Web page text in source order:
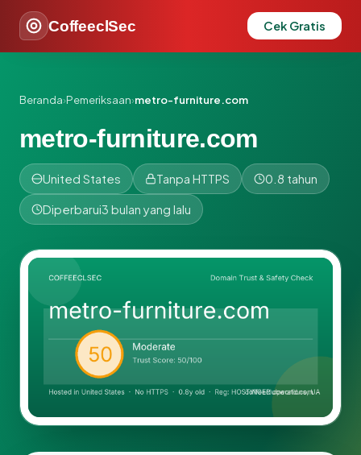
CoffeeclSec Cek Gratis
Beranda›Pemeriksaan›metro-furniture.com
metro-furniture.com
United States Tanpa HTTPS 0.8 tahun
Diperbarui3 bulan yang lalu